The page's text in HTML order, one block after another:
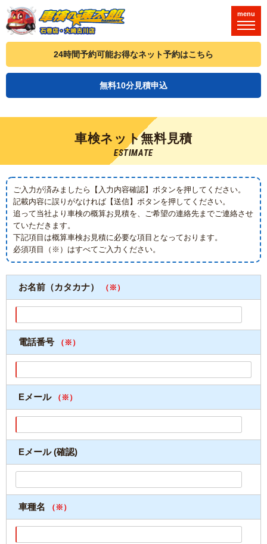
menu
24時間予約可能お得なネット予約はこちら
無料10分見積申込
車検ネット無料見積
ご入力が済みましたら【入力内容確認】ボタンを押してください。
記載内容に誤りがなければ【送信】ボタンを押してください。
追って当社より車検の概算お見積を、ご希望の連絡先までご連絡させ
ていただきます。
下記項目は概算車検お見積に必要な項目となっております。
必須項目（※）はすべてご入力ください。
お名前（カタカナ） （※）
電話番号 （※）
Eメール （※）
Eメール (確認)
車種名 （※）